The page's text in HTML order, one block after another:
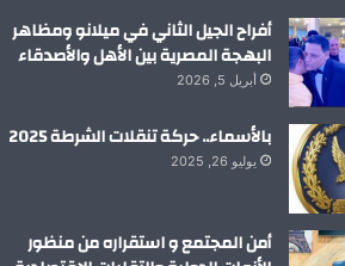
أفراح الجيل الثاني في ميلانو ومظاهر
البهجة المصرية بين الأهل والأصدقاء
أبريل 5, 2026
بالأسماء.. حركة تنقلات الشرطة 2025
يوليو 26, 2025
أمن المجتمع و استقراره من منظور